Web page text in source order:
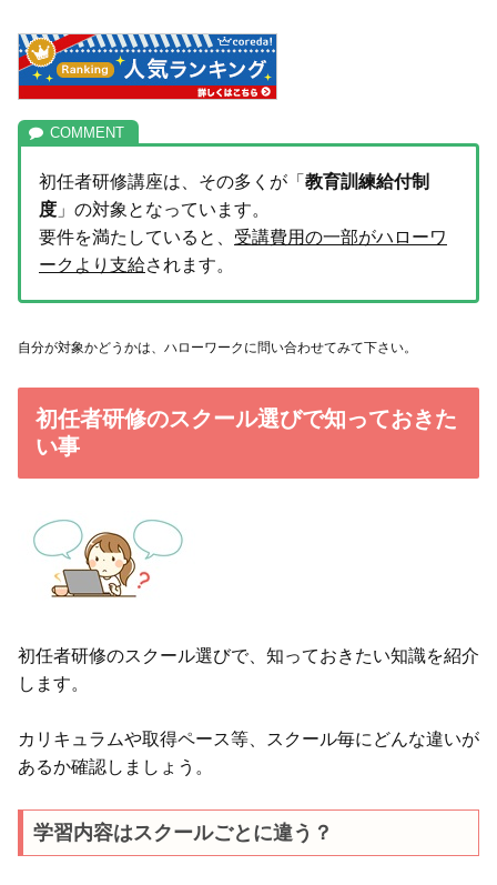
初任者研修講座は、その多くが「 教育訓練給付制
度 」の対象となっています。
要件を満たしていると、 受講費用の一部がハローワ
ークより支給されます。
自分が対象かどうかは、ハローワークに問い合わせてみて下さい。
初任者研修のスクール選びで知っておきた
い事
初任者研修のスクール選びで、知っておきたい知識を紹介
します。
カリキュラムや取得ペース等、スクール毎にどんな違いが
あるか確認しましょう。
学習内容はスクールごとに違う？